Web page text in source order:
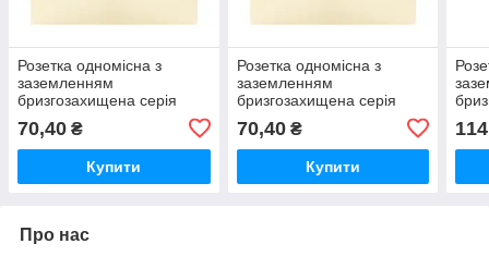
Розетка одномісна з
заземленням
бризгозахищена серія
ТМ"MARSHEL"
70,40 ₴
Купити
Розетка одномісна з
заземленням
бризгозахищена серія
ТМ"MARSHEL"
70,40₴
Купити
Про нас